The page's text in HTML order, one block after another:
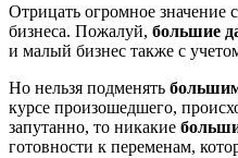
Отрицать огромное значение
бизнеса. Пожалуй, большие
и малый бизнес также с
Но нельзя подменять
курсе произошедшего,
запутанно, то никакие
готовности к переменам,